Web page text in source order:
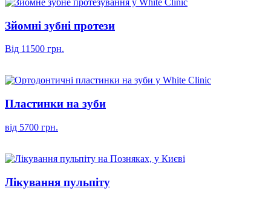
Зйомні зубні протези
Від 11500 грн.
Пластинки на зуби
від 5700 грн.
Лікування пульпіту